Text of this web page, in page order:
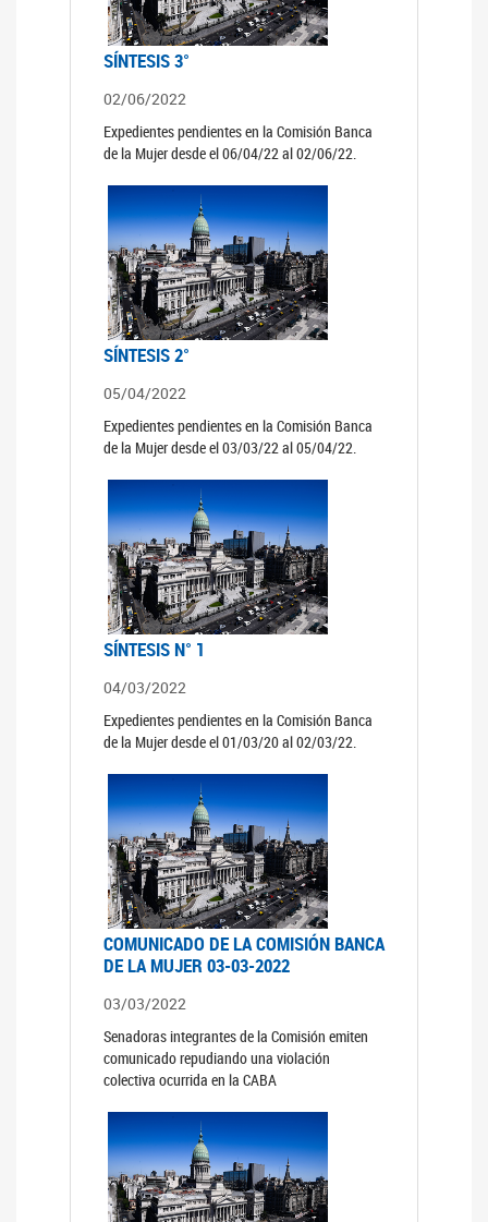
SÍNTESIS 3°
02/06/2022
Expedientes pendientes en la Comisión Banca
de la Mujer desde el 06/04/22 al 02/06/22.
SÍNTESIS 2°
05/04/2022
Expedientes pendientes en la Comisión Banca
de la Mujer desde el 03/03/22 al 05/04/22.
SÍNTESIS N° 1
04/03/2022
Expedientes pendientes en la Comisión Banca
de la Mujer desde el 01/03/20 al 02/03/22.
COMUNICADO DE LA COMISIÓN BANCA
DE LA MUJER 03-03-2022
03/03/2022
Senadoras integrantes de la Comisión emiten
comunicado repudiando una violación
colectiva ocurrida en la CABA